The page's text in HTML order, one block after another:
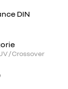
DIN
/ Crossover